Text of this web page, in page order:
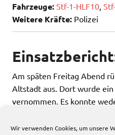
Wir verwenden Cookies, um unsere
Fahrzeuge: Stf-1-HLF10
Weitere Kräfte: Polizei
Am späten Freitag Abend
Altstadt aus. Dort wurde
vernommen. Es konnte